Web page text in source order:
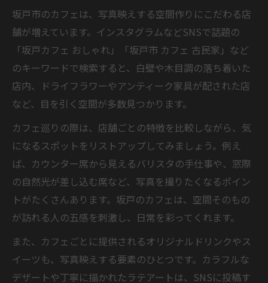
坂戸市のカフェは、写真映えする空間作りにこだわる店
舗が増えています。インスタグラムなどSNSで話題の
「坂戸カフェ おしゃれ」「坂戸市 カフェ 古民家」など
のキーワードで検索すると、白壁や木目調の落ち着いた
店内、ドライフラワーやアンティーク家具が配された店
など、目を引く空間が多数見つかります。
カフェ巡りの際は、店舗ごとの特徴を比較しながら、気
になるスポットをリストアップしてみましょう。例え
ば、カウンター席から見えるバリスタの手仕事や、窓際
の自然光が差し込む席など、写真を撮りたくなるポイン
トがたくさんあります。坂戸のカフェは、空間そのもの
が訪れる人の五感を刺激し、日常を彩ってくれます。
また、カフェごとに提供されるオリジナルドリンクやス
イーツも、写真映えする要素のひとつです。カラフルな
デザートや丁寧に描かれたラテアートは、SNSに投稿す